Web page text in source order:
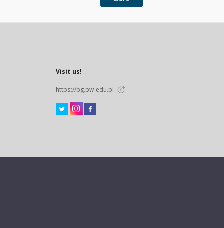
Visit us!
https://bg.pw.edu.pl